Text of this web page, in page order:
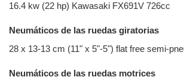
16.4 kw (22 hp) Kawasaki FX691V 726cc
Neumáticos de las ruedas giratorias
28 x 13-13 cm (11" x 5"-5") flat free semi-
Neumáticos de las ruedas motrices